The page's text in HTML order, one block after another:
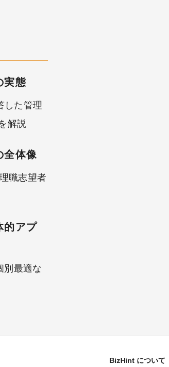
実態
した管理
解説
全体像
職志望者
的アプ
別最適な
BizHint について